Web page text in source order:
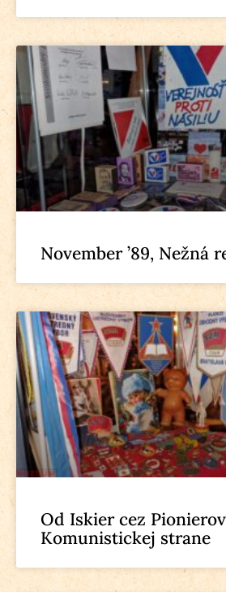
November ’89, Nežná
Od Iskier cez
Komunistickej strane